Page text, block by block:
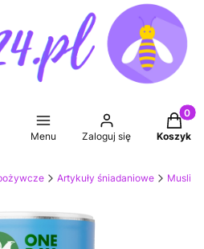
Menu Zaloguj się Koszyk
Artykuły śniadaniowe Musli